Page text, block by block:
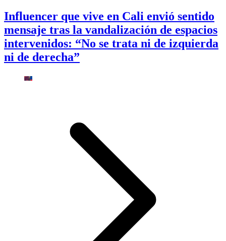
Influencer que vive en Cali envió sentido
mensaje tras la vandalización de espacios
intervenidos: “No se trata ni de izquierda
ni de derecha”